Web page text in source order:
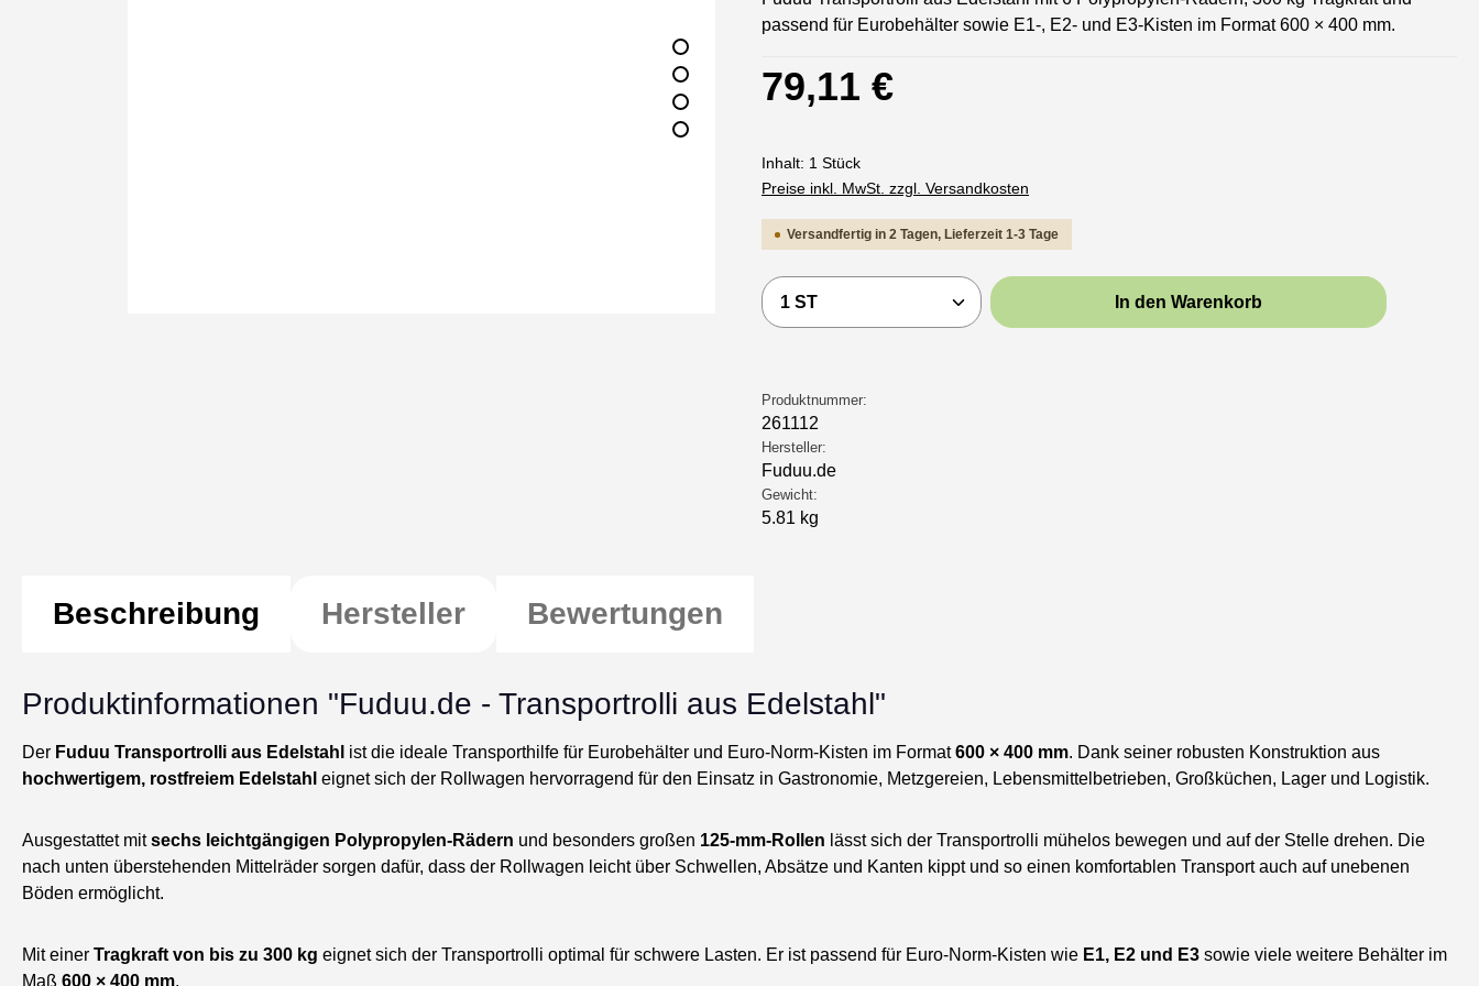
passend für Eurobehälter sowie E1-, E2- und E3-Kisten im Format 600 × 400 mm.
Regulärer Preis:
79,11 €
Inhalt: 1 Stück
Preise inkl. MwSt. zzgl. Versandkosten
Versandfertig in 2 Tagen, Lieferzeit 1-3 Tage
Produkt Anzahl: Gib den gewünschten Wert ein oder
In den Warenkorb
Produktnummer:
261112
Hersteller:
Fuduu.de
Gewicht:
5.81 kg
Beschreibung Hersteller Bewertungen
Produktinformationen "Fuduu.de - Transportrolli aus Edelstahl"
Der Fuduu Transportrolli aus Edelstahl ist die ideale Transporthilfe für Eurobehälter und Euro-Norm-Kisten im Format600 × 400 mm. Dank seiner robusten Konstruktion aus
hochwertigem, rostfreiem Edelstahl eignet sich der Rollwagen hervorragend für den Einsatz in Gastronomie, Metzgereien, Lebensmittelbetrieben, Großküchen, Lager und Logistik.
Ausgestattet mitsechs leichtgängigen Polypropylen-Rädern und besonders großen 125-mm-Rollen lässt sich der Transportrolli mühelos bewegen und auf der Stelle drehen. Die
nach unten überstehenden Mittelräder sorgen dafür, dass der Rollwagen leicht über Schwellen, Absätze und Kanten kippt und so einen komfortablen Transport auch auf unebenen
Böden ermöglicht.
Mit einer Tragkraft von bis zu 300 kg eignet sich der Transportrolli optimal für schwere Lasten. Er ist passend für Euro-Norm-Kisten wie E1, E2 und E3 sowie viele weitere Behälter im
Maß 600 × 400 mm.